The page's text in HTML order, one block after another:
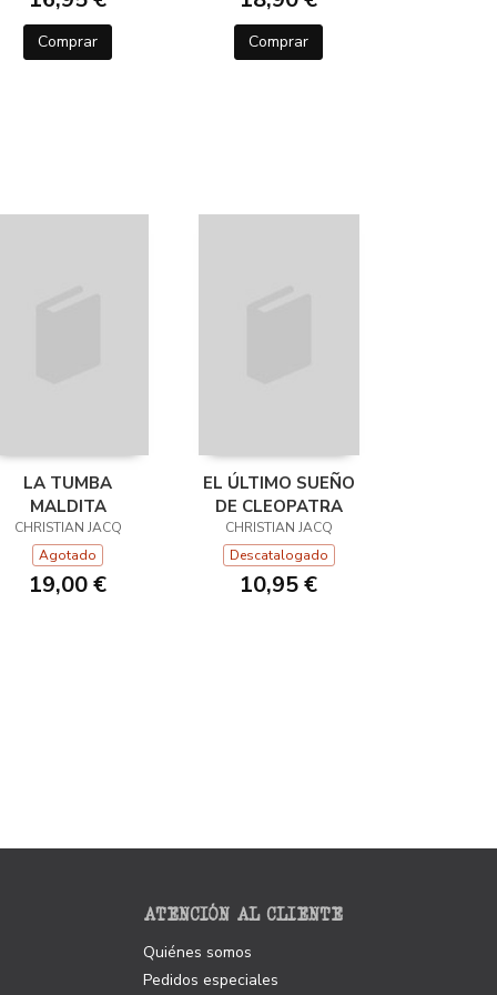
Comprar Comprar
LA TUMBA
MALDITA
CHRISTIAN JACQ
Agotado
19,00 €
EL ÚLTIMO SUEÑO
DE CLEOPATRA
CHRISTIAN JACQ
Descatalogado
10,95 €
ATENCIÓN AL CLIENTE
Quiénes somos
Pedidos especiales